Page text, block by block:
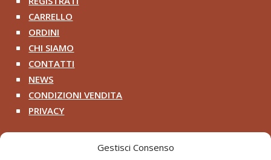
Gestisci Consenso
^ CARRELLO
^ ORDINI
^ CHI SIAMO
^ CONTATTI
^ NEWS
^ CONDIZIONI VENDITA
^ PRIVACY